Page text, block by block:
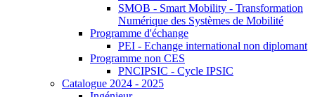
SMOB - Smart Mobility - Transformation
Numérique des Systèmes de Mobilité
Programme d'échange
PEI - Echange international non diplomant
Programme non CES
PNCIPSIC - Cycle IPSIC
Catalogue 2024 - 2025